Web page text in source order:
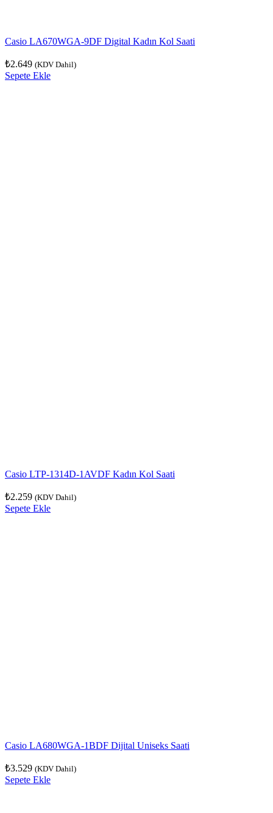
Casio LA670WGA-9DF Digital Kadın Kol Saati
₺2.649 (KDV Dahil)
Sepete Ekle
Casio LTP-1314D-1AVDF Kadın Kol Saati
₺2.259 (KDV Dahil)
Sepete Ekle
Casio LA680WGA-1BDF Dijital Uniseks Saati
₺3.529 (KDV Dahil)
Sepete Ekle